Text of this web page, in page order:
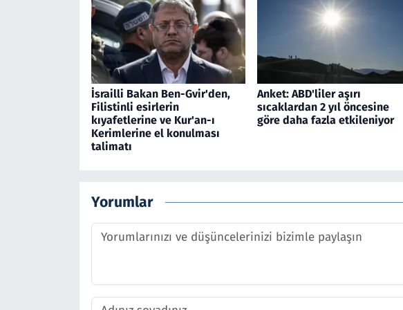
İsrailli Bakan Ben-Gvir'den,
Filistinli esirlerin
kıyafetlerine ve Kur'an-ı
Kerimlerine el konulması
talimatı
Anket: ABD'liler aşırı
sıcaklardan 2 yıl öncesine
göre daha fazla etkileniyor
Yorumlar